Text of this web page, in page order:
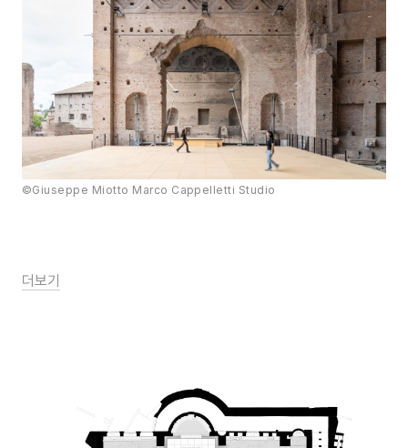
©Giuseppe Miotto Marco Cappelletti Studio
더보기